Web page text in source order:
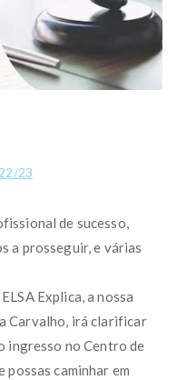
23
de sucesso,
a prosseguir, e várias
Explica, a nossa
Carvalho, irá clarificar
ingresso no Centro de
possas caminhar em